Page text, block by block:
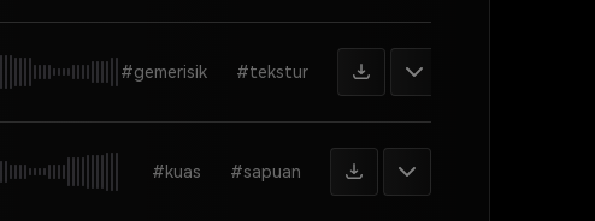
#gemerisik #tekstur
#kuas #sapuan